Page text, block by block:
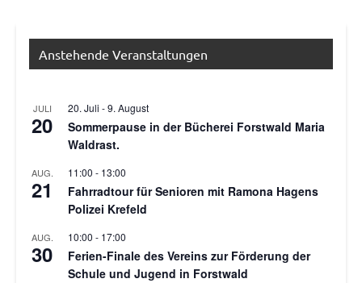
Anstehende Veranstaltungen
JULI
20
20. Juli -9. August
Sommerpause in der Bücherei Forstwald Maria
Waldrast.
AUG.
21
11:00 - 13:00
Fahrradtour für Senioren mit Ramona Hagens
Polizei Krefeld
AUG.
30
10:00 - 17:00
Ferien-Finale des Vereins zur Förderung der
Schule und Jugend in Forstwald